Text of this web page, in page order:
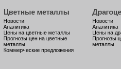
Цветные металлы
Новости
Аналитика
Цены на цветные металлы
Прогнозы цен на цветные
металлы
Коммерческие предложения
Новости
Аналитика
Цены на
Прогнозы
металлы